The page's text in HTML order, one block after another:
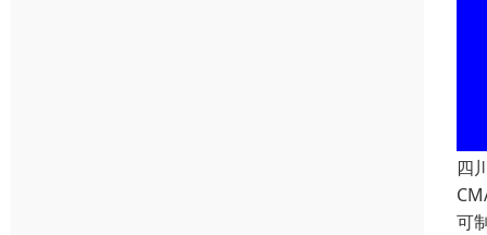
四
可